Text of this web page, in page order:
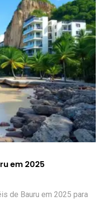
em 2025
de Bauru em 2025 para